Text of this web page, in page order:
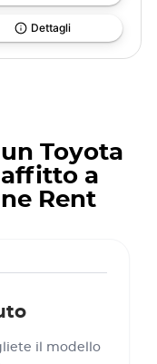
Dettagli
Toyota
affitto a
Rent
il modello